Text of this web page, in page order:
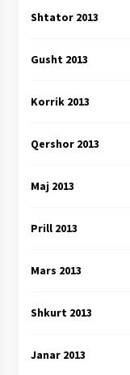
Shtator 2013
Gusht 2013
Korrik 2013
Qershor 2013
Maj 2013
Prill 2013
Mars 2013
Shkurt 2013
Janar 2013